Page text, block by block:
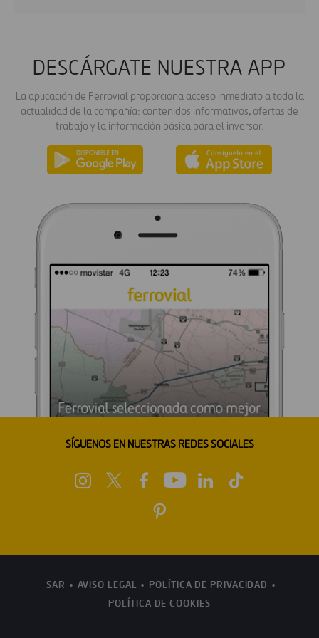
DESCÁRGATE NUESTRA APP
La aplicación de Ferrovial proporciona acceso inmediato a toda la
actualidad de la compañía: contenidos informativos, ofertas de
trabajo y la información básica para el inversor.
SÍGUENOS EN NUESTRAS REDES SOCIALES
SAR AVISO LEGAL
POLÍTICA DE PRIVACIDAD
POLÍTICA DE COOKIES